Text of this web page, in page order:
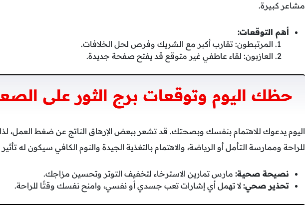
مشاعر كبيرة.
أهم التوقعات:
المرتبطون: تقارب أكبر مع الشريك وفرص لحل الخلافات.
العازبون: لقاء عاطفي غير متوقع قد يفتح صفحة جديدة.
حظك اليوم وتوقعات برج الثور على
اليوم يدعوك للاهتمام بنفسك وبصحتك. قد تشعر ببعض الإرهاق الناتج عن ضغط
للراحة وممارسة التأمل أو الرياضة، والاهتمام بالتغذية الجيدة والنوم الكافي سيكون له
نصيحة صحية: مارس تمارين الاسترخاء لتخفيف التوتر وتحسين مزاجك.
تحذير صحي: لا تهمل أي إشارات تعب جسدي أو نفسي، وامنح نفسك وقتًا للراحة.